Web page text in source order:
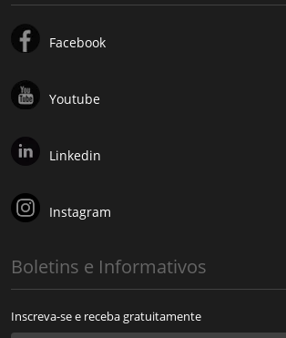
Facebook
Youtube
Linkedin
Instagram
Boletins e Informativos
Inscreva-se e receba gratuitamente